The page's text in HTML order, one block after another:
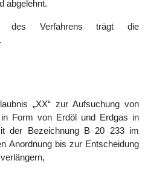
abgelehnt.
des Verfahrens trägt die
„XX“ zur Aufsuchung von
in Form von Erdöl und Erdgas in
der Bezeichnung B 20 233 im
Anordnung bis zur Entscheidung